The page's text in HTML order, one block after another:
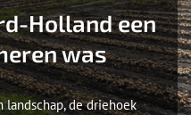
Holland een
was
de driehoek